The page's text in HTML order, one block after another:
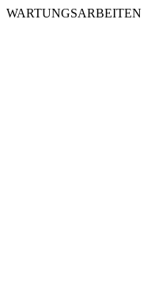
WARTUNGSARBEITEN